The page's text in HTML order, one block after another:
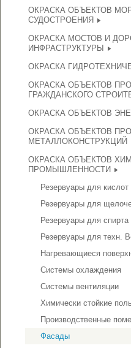
ОКРАСКА ОБЪЕКТОВ
СУДОСТРОЕНИЯ
ОКРАСКА МОСТОВ И
ИНФРАСТРУКТУРЫ
ОКРАСКА
ОКРАСКА ОБЪЕКТОВ
ГРАЖДАНСКОГО
ОКРАСКА ОБЪЕКТОВ
ОКРАСКА ОБЪЕКТОВ
МЕТАЛЛОКОНСТРУКЦИЙ
ОКРАСКА ОБЪЕКТОВ
ПРОМЫШЛЕННОСТИ
Резервуары для кислот
Резервуары для
Резервуары для спирта
Резервуары для техн.
Нагревающиеся
Системы охлаждения
Системы вентиляции
Химически стойкие
Производственные
Фасады